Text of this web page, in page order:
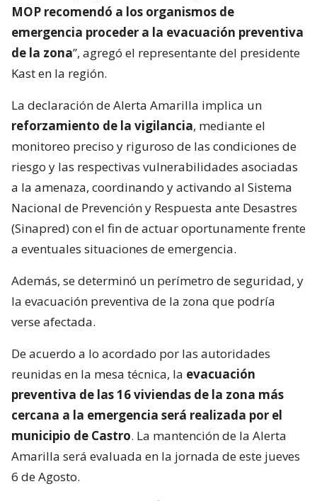
MOP recomendó a los organismos de
emergencia proceder a la evacuación preventiva
de la zona”, agregó el representante del presidente
Kast en la región.
La declaración de Alerta Amarilla implica un
reforzamiento de la vigilancia, mediante el
monitoreo preciso y riguroso de las condiciones de
riesgo y las respectivas vulnerabilidades asociadas
a la amenaza, coordinando y activando al Sistema
Nacional de Prevención y Respuesta ante Desastres
(Sinapred) con el fin de actuar oportunamente frente
a eventuales situaciones de emergencia.
Además, se determinó un perímetro de seguridad, y
la evacuación preventiva de la zona que podría
verse afectada.
De acuerdo a lo acordado por las autoridades
reunidas en la mesa técnica, la evacuación
preventiva de las 16 viviendas de la zona más
cercana a la emergencia será realizada por el
municipio de Castro. La mantención de la Alerta
Amarilla será evaluada en la jornada de este jueves
6 de Agosto.